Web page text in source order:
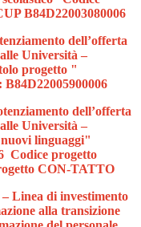
B84D22003080006
dell’offerta
Università –
progetto "
dell’offerta
Università –
nuovi linguaggi"
Codice progetto
CON-TATTO
Linea di investimento
alla transizione